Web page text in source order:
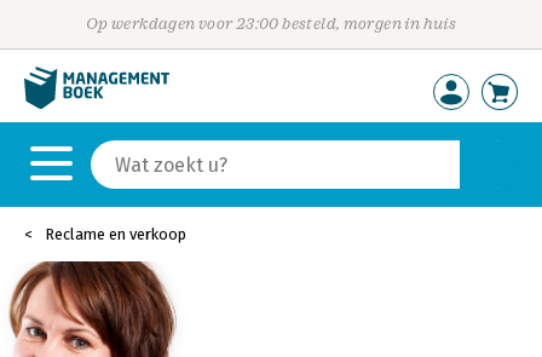
Op werkdagen voor 23:00 besteld, morgen in huis
Reclame en verkoop